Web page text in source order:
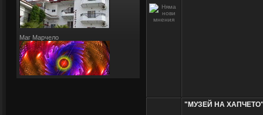
Маг Марчело
"МУЗЕЙ НА